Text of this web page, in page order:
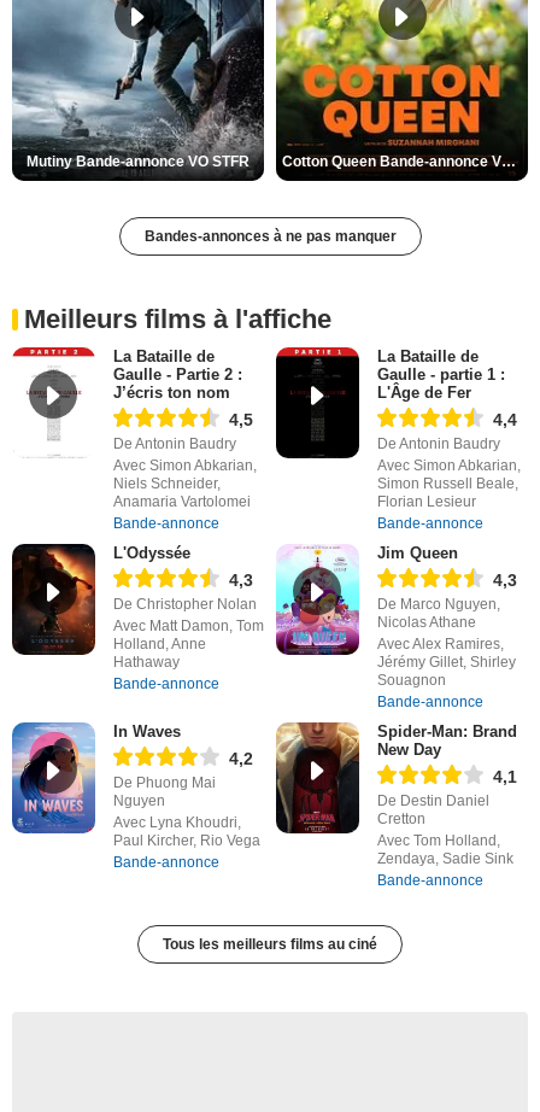
Mutiny Bande-annonce VO STFR Cotton Queen Bande-annonce VO STFR
Bandes-annonces à ne pas manquer
Meilleurs films à l'affiche
La Bataille de
Gaulle - Partie 2 :
J’écris ton nom
4,5
De Antonin Baudry
Avec Simon Abkarian,
Niels Schneider,
Anamaria Vartolomei
Bande-annonce
La Bataille de
Gaulle - partie 1 :
L'Âge de Fer
4,4
De Antonin Baudry
Avec Simon Abkarian,
Simon Russell Beale,
Florian Lesieur
Bande-annonce
L'Odyssée
4,3
De Christopher Nolan
Avec Matt Damon, Tom
Holland, Anne
Hathaway
Bande-annonce
Jim Queen
4,3
De Marco Nguyen,
Nicolas Athane
Avec Alex Ramires,
Jérémy Gillet, Shirley
Souagnon
Bande-annonce
In Waves
4,2
De Phuong Mai
Nguyen
Avec Lyna Khoudri,
Paul Kircher, Rio Vega
Bande-annonce
Spider-Man: Brand
New Day
4,1
De Destin Daniel
Cretton
Avec Tom Holland,
Zendaya, Sadie Sink
Bande-annonce
Tous les meilleurs films au ciné